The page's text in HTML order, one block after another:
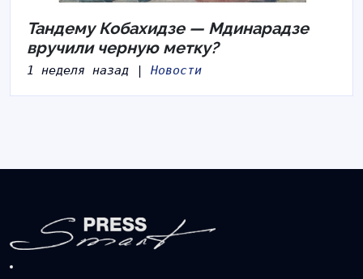
Тандему Кобахидзе — Мдинарадзе
вручили черную метку?
1 неделя назад | Новости